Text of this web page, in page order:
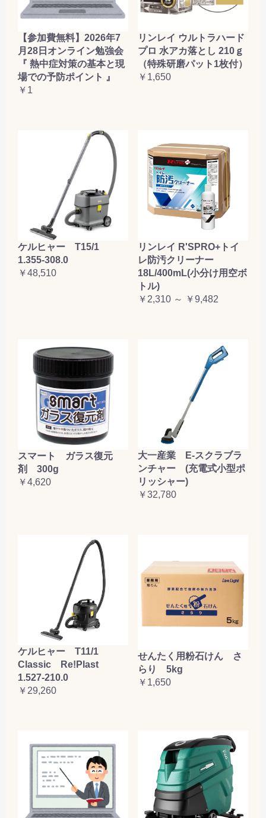
【参加費無料】2026年7
月28日オンライン勉強会
『 熱中症対策の基本と現
場での予防ポイント 』
￥1
リンレイ ウルトラハード
プロ 水アカ落とし 210ｇ
（特殊研磨パット1枚付）
￥1,650
ケルヒャー T15/1
1.355-308.0
￥48,510
リンレイ R'SPRO+トイ
レ防汚クリーナー
18L/400mL(小分け用空ボ
トル)
￥2,310 ～ ￥9,482
スマート ガラス復元
剤 300g
￥4,620
大一産業 E-スクラブラ
ンチャー (充電式小型ポ
リッシャー)
￥32,780
ケルヒャー T11/1
Classic Re!Plast
1.527-210.0
￥29,260
せんたく用粉石けん さ
らり 5kg
￥1,650